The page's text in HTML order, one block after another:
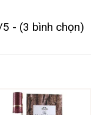
- (3 bình chọn)